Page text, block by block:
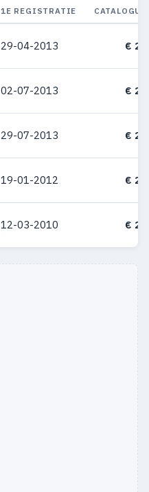
1E REGISTRATIE
29-04-2013 €
02-07-2013 €
29-07-2013 €
19-01-2012 €
12-03-2010 €